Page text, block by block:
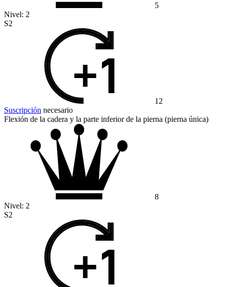
5
Nivel: 2
S2
12
Suscripción necesario
Flexión de la cadera y la parte inferior de la pierna (pierna única)
8
Nivel: 2
S2